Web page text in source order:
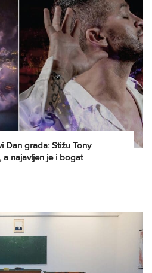
Dan grada: Stižu Tony
a najavljen je i bogat